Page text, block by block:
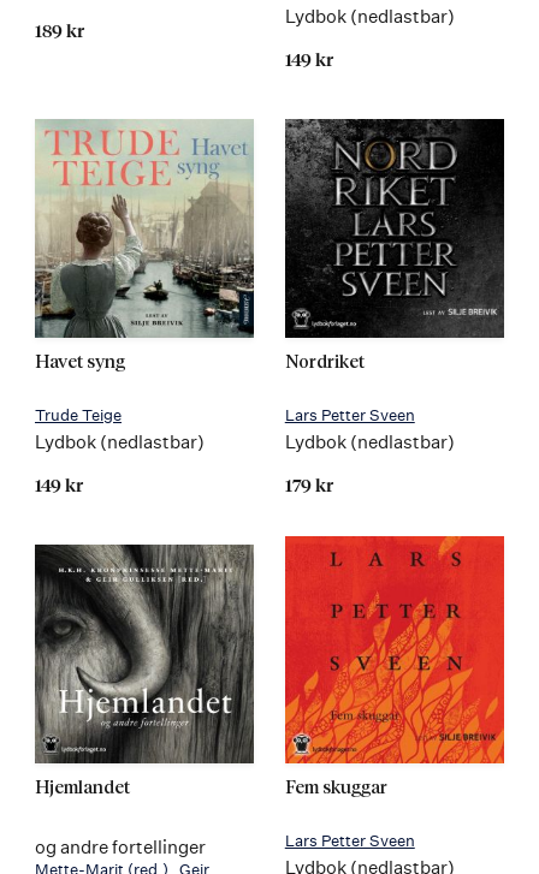
189 kr
Lydbok (nedlastbar)
149 kr
Havet syng
Trude Teige
Lydbok (nedlastbar)
149 kr
Nordriket
Lars Petter Sveen
Lydbok (nedlastbar)
179 kr
Hjemlandet
og andre fortellinger
Mette-Marit (red.) Geir
Fem skuggar
Lars Petter Sveen
Lydbok (nedlastbar)